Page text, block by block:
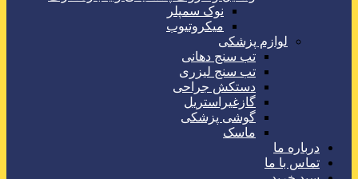
نوک سمپلر
میکروتیوب
لوازم پزشکی
تب سنج دهانی
تب سنج لیزری
دستکش جراحی
گازغیراستریل
گوشی پزشکی
ماسک
درباره ما
تماس با ما